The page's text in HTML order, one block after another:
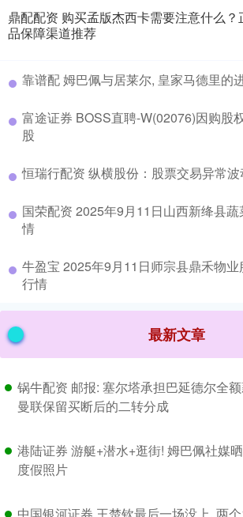
鼎配配资 购买孟版杰西卡需要注意什么？
品保障渠道推荐
靠谱配 姆巴佩与居莱尔, 皇家马德里的
富途证券 BOSS直聘-W(02076)因购股
股
恒瑞行配资 纵横股份：股票交易异常波
国荣配资 2025年9月11日山西新绛县
情
牛盈宝 2025年9月11日师宗县鼎禾物
行情
最新文章
锅牛配资 邮报: 塞尔塔承担巴延德尔全
曼联保留买断后的二转分成
港陆证券 游艇+潜水+逛街! 姆巴佩社媒
度假照片
中国银河证券 王楚钦最后一场没上, 两